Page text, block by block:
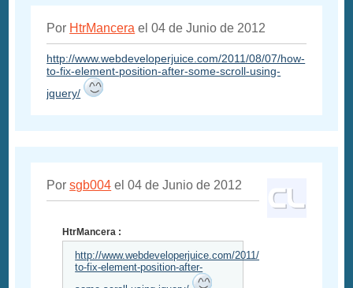
Por HtrMancera el 04 de Junio de 2012
http://www.webdeveloperjuice.com/2011/08/07/how-
to-fix-element-position-after-some-scroll-using-
jquery/
Porsgb004 el 04 de Junio de 2012
HtrMancera :
http://www.webdeveloperjuice.com/2011/08/07/how-
to-fix-element-position-after-